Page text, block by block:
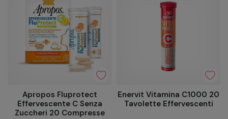
Apropos Fluprotect
Effervescente C Senza
Zuccheri 20 Compresse
Enervit Vitamina C1000 20
Tavolette Effervescenti